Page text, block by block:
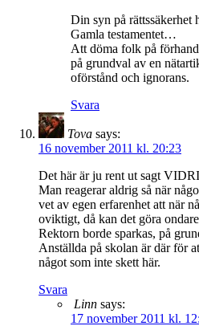
Din syn på rättssäkerhet
Gamla testamentet…
Att döma folk på
på grundval av en
oförstånd och ignorans.
Svara
Tova says:
16 november 2011 kl. 20:23
Det här är ju rent ut sagt
Man reagerar aldrig så när
vet av egen erfarenhet att när
oviktigt, då kan det göra
Rektorn borde sparkas, på
Anställda på skolan är där för
något som inte skett här.
Svara
Linn says:
17 november 2011 kl.